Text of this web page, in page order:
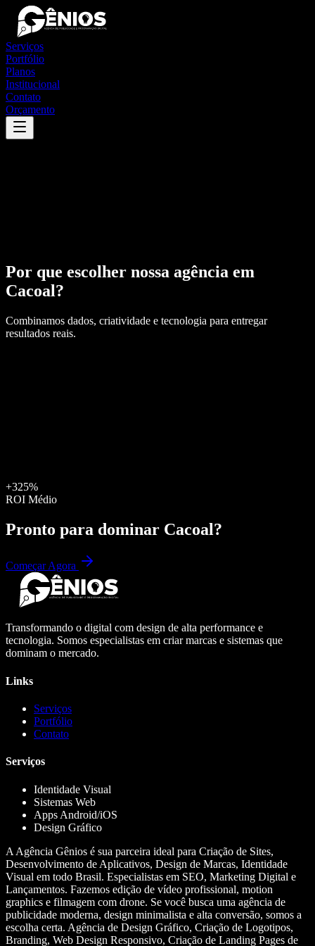
Serviços
Portfólio
Planos
Institucional
Contato
Orçamento
Por que escolher nossa agência em
Cacoal?
Combinamos dados, criatividade e tecnologia para entregar
resultados reais.
+325%
ROI Médio
Pronto para dominar Cacoal?
Começar Agora
Transformando o digital com design de alta performance e
tecnologia. Somos especialistas em criar marcas e sistemas que
dominam o mercado.
Links
Serviços
Portfólio
Contato
Serviços
Identidade Visual
Sistemas Web
Apps Android/iOS
Design Gráfico
A Agência Gênios é sua parceira ideal para Criação de Sites,
Desenvolvimento de Aplicativos, Design de Marcas, Identidade
Visual em todo Brasil. Especialistas em SEO, Marketing Digital e
Lançamentos. Fazemos edição de vídeo profissional, motion
graphics e filmagem com drone. Se você busca uma agência de
publicidade moderna, design minimalista e alta conversão, somos a
escolha certa. Agência de Design Gráfico, Criação de Logotipos,
Branding, Web Design Responsivo, Criação de Landing Pages de